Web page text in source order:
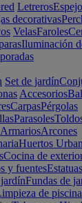
Letreros
decorativas
VelasFaroles
Iluminación
Set de jardín
Accesorios
CarpasPérgolas
Parasoles
ArmariosArcones
Huertos
Cocina de
y fuentesEstatuas
Fundas de
de